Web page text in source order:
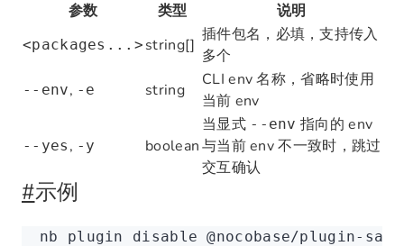
参数 类型 说明
<packages...> string[]
插件包名，必填，支持传入
多个
--env, -e string
CLI env 名称，省略时使用
当前 env
--yes , -y boolean
当显式 --env 指向的 env
与当前 env 不一致时，跳过
交互确认
#示例
nb plugin disable @nocobase/plugin-